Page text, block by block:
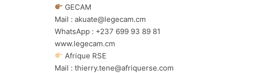
GECAM
Mail : akuate@legecam.cm
WhatsApp : +237 699 93 89 81
www.legecam.cm
Afrique RSE
Mail : thierry.tene@afriquerse.com